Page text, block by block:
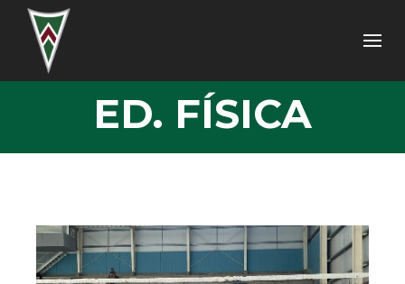
ED. FÍSICA